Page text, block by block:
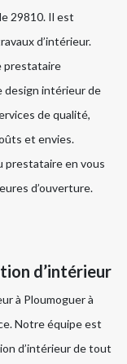
29810. Il est
d’intérieur.
prestataire
design intérieur de
de qualité,
et envies.
prestataire en vous
d’ouverture.
d’intérieur
à Ploumoguer à
Notre équipe est
d’intérieur de tout